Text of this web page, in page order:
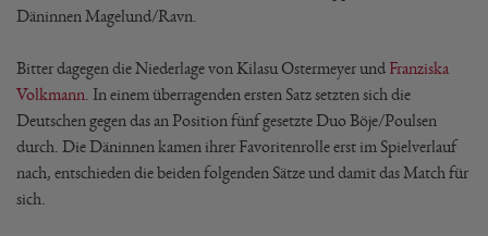
Däninnen Magelund/Ravn.
Bitter dagegen die Niederlage von Kilasu Ostermeyer und Franziska
Volkmann . In einem überragenden ersten Satz setzten sich die
Deutschen gegen das an Position fünf gesetzte Duo Böje/Poulsen
durch. Die Däninnen kamen ihrer Favoritenrolle erst im Spielverlauf
nach, entschieden die beiden folgenden Sätze und damit das Match für
sich.